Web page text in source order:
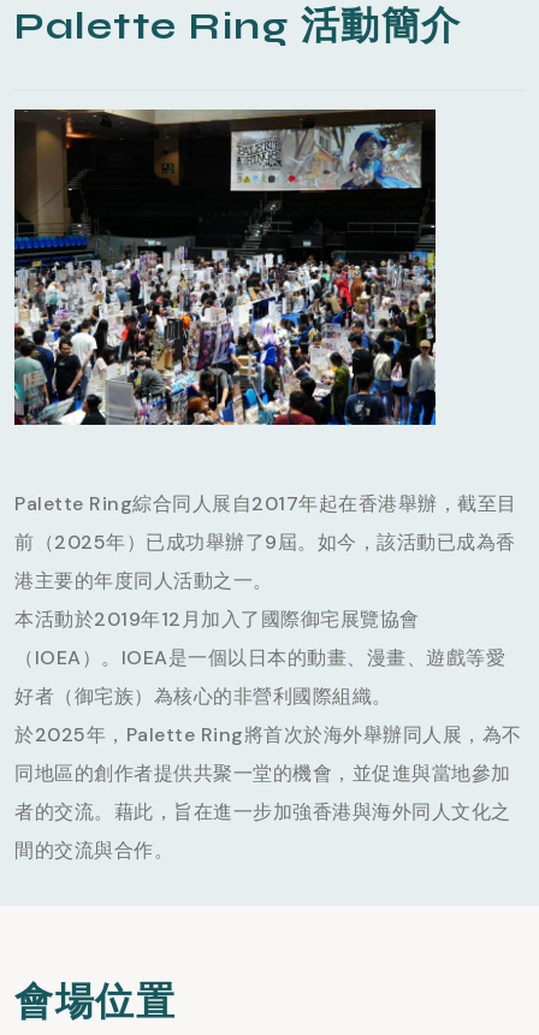
Palette Ring 活動簡介
Palette Ring綜合同人展自2017年起在香港舉辦，截至目
前（2025年）已成功舉辦了9屆。如今，該活動已成為香
港主要的年度同人活動之一。
本活動於2019年12月加入了國際御宅展覽協會
（IOEA）。IOEA是一個以日本的動畫、漫畫、遊戲等愛
好者（御宅族）為核心的非營利國際組織。
於2025年，Palette Ring將首次於海外舉辦同人展，為不
同地區的創作者提供共聚一堂的機會，並促進與當地參加
者的交流。藉此，旨在進一步加強香港與海外同人文化之
間的交流與合作。
會場位置